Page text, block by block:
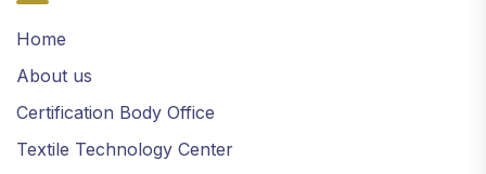
Home
About us
Certification Body Office
Textile Technology Center